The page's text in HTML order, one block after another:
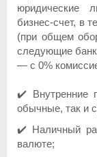
юридические
бизнес-счет, в
(при общем
следующие
— с 0%
✔️ Внутренние
обычные, так и
✔️ Наличный
валюте;